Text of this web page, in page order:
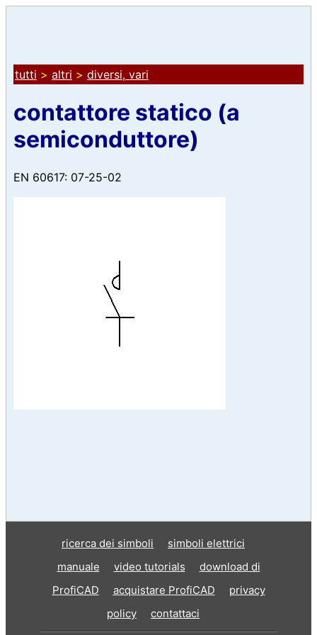
tutti > altri > diversi, vari
contattore statico (a
semiconduttore)
EN 60617: 07-25-02
ricerca dei simboli
simboli elettrici
manuale
video tutorials
download di
ProfiCAD
acquistare ProfiCAD
privacy
policy
contattaci